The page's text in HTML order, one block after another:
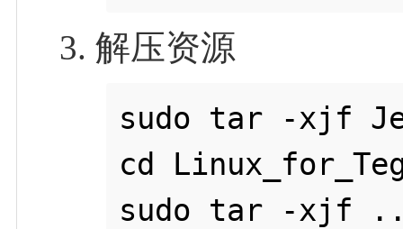
解压资源
sudo tar -xjf
cd
sudo tar -xjf ../